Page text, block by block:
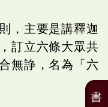
，主要是講釋迦
訂立六條大眾共
無諍，名為「六
書